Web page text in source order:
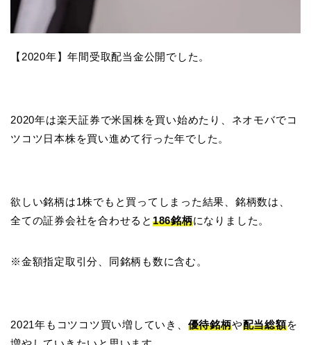
【2020年】年間受取配当金公開でした。
2020年は楽天証券で米国株を買い始めたり、ネオモバでコ
ツコツ日本株を買い進めて行った年でした。
欲しい銘柄は1株でもと買ってしまった結果、銘柄数は、
全ての証券会社を合わせると 186銘柄になりました。
※金額指定取引分、同銘柄も数に含む。
2021年もコツコツ買い増していき、 優待銘柄や配当総額を